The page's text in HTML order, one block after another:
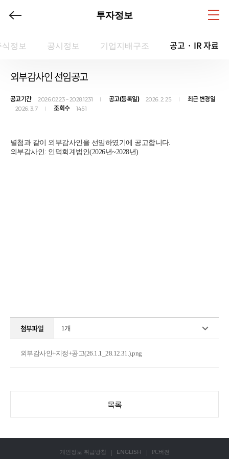
투자정보
식정보 공시정보 기업지배구조 공고 · IR 자료
외부감사인 선임공고
공고기간 2026.02.23 ~ 2028.12.31 공고(등록일) 2026. 2. 25 최근 변경일
2026. 3. 7 조회수 1451
별첨과 같이 외부감사인을 선임하였기에 공고합니다.
외부감사인: 인덕회계법인(2026년~2028년)
첨부파일 1개
외부감사인+지정+공고(26.1.1_28.12.31.).png
목록
개인정보 취급방침 ENGLISH PC버전